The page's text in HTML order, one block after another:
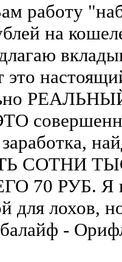
работу
на
это
СОТНИ
70 РУБ. Я
для лохов,
-